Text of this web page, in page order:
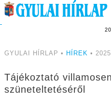
GYULAI HÍRLAP • HÍREK •
Tájékoztató
szüneteltetéséről